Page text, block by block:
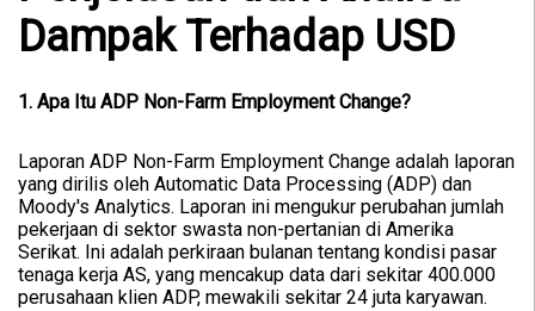
Dampak Terhadap USD
1. Apa Itu ADP Non-Farm Employment Change?
Laporan ADP Non-Farm Employment Change adalah laporan
yang dirilis oleh Automatic Data Processing (ADP) dan
Moody's Analytics. Laporan ini mengukur perubahan jumlah
pekerjaan di sektor swasta non-pertanian di Amerika
Serikat. Ini adalah perkiraan bulanan tentang kondisi pasar
tenaga kerja AS, yang mencakup data dari sekitar 400.000
perusahaan klien ADP, mewakili sekitar 24 juta karyawan.